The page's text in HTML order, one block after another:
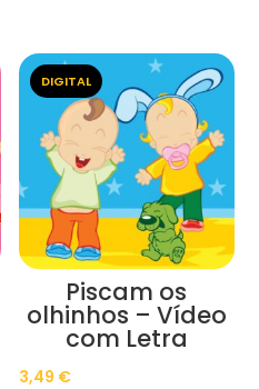
DIGITAL
Piscam os
olhinhos – Vídeo
com Letra
3,49 €